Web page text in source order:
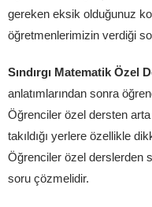
gereken eksik olduğunuz
öğretmenlerimizin verdiği
Sındırgı Matematik Özel
anlatımlarından sonra
Öğrenciler özel dersten
takıldığı yerlere özellikle
Öğrenciler özel derslerden
soru çözmelidir.